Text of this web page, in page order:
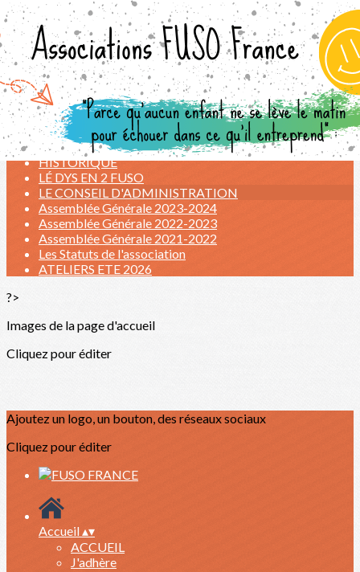
Exporter les lignes sélectionnées
Exporter toutes les colonnes
Exporter uniquement les colonnes affichées
Menu
<
>
L'ASSOCIATION FUSO
INFORMATIONS IMPORTANTES
HISTORIQUE
LÉ DYS EN 2 FUSO
LE CONSEIL D'ADMINISTRATION
Assemblée Générale 2023-2024
Assemblée Générale 2022-2023
Assemblée Générale 2021-2022
Les Statuts de l'association
ATELIERS ETE 2026
?>
Images de la page d'accueil
Cliquez pour éditer
Ajoutez un logo, un bouton, des réseaux sociaux
Cliquez pour éditer
Accueil▴▾
ACCUEIL
J'adhère